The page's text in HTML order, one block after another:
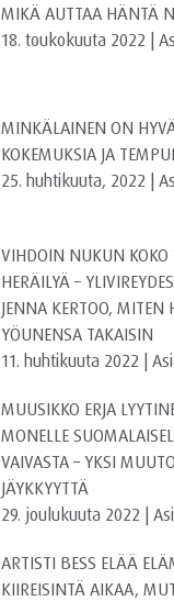
MIKÄ AUTTAA HÄNTÄ
18. toukokuuta 2022 |
MINKÄLAINEN ON
KOKEMUKSIA JA
25. huhtikuuta, 2022 |
VIHDOIN NUKUN
HERÄILYÄ –
JENNA KERTOO, MITEN
YÖUNENSA TAKAISIN
11. huhtikuuta 2022 |
MUUSIKKO ERJA
MONELLE
VAIVASTA – YKSI
JÄYKKYYTTÄ
29. joulukuuta 2022 |
ARTISTI BESS ELÄÄ
KIIREISINTÄ AIKAA,